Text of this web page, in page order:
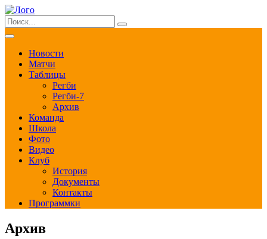
Новости
Матчи
Таблицы
Регби
Регби-7
Архив
Команда
Школа
Фото
Видео
Клуб
История
Документы
Контакты
Программки
Архив